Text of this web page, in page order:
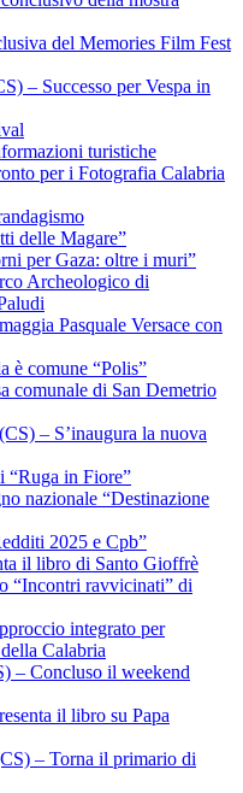
del Memories Film Fest
– Successo per Vespa in
turistiche
per i Fotografia Calabria
delle Magare”
per Gaza: oltre i muri”
Archeologico di
Pasquale Versace con
è comune “Polis”
comunale di San Demetrio
– S’inaugura la nuova
in Fiore”
nazionale “Destinazione
2025 e Cpb”
il libro di Santo Gioffrè
“Incontri ravvicinati” di
integrato per
Calabria
– Concluso il weekend
il libro su Papa
– Torna il primario di